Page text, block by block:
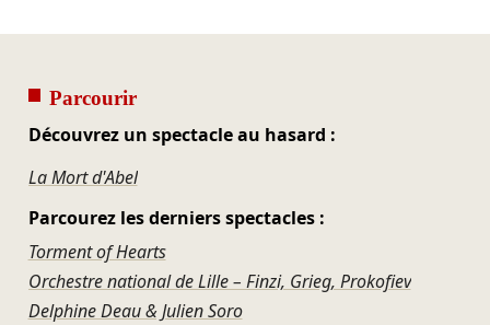
Parcourir
Découvrez un spectacle au hasard :
La Mort d'Abel
Parcourez les derniers spectacles :
Torment of Hearts
Orchestre national de Lille – Finzi, Grieg, Prokofiev
Delphine Deau & Julien Soro